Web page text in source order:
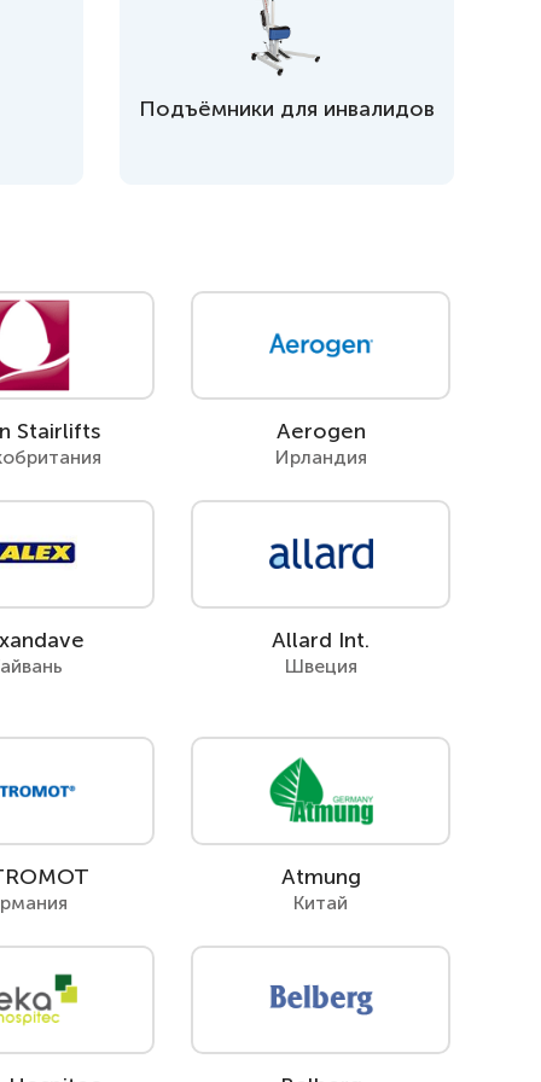
Подъёмники для инвалидов
Stairlifts Aerogen
Ирландия
Allard Int.
Швеция
Atmung
Китай